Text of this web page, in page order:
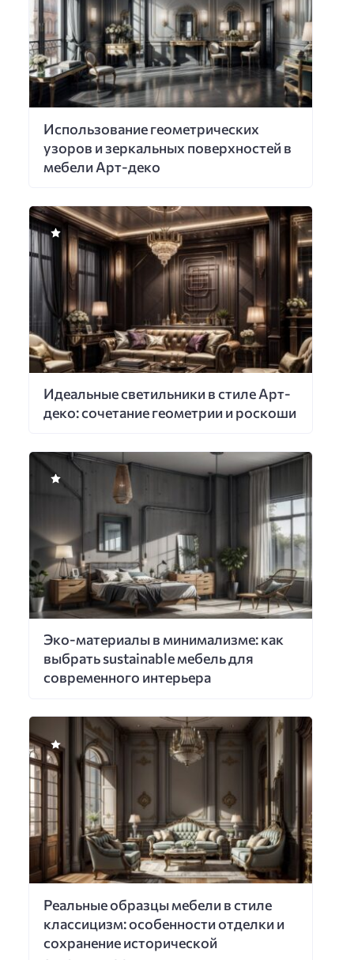
Использование геометрических
узоров и зеркальных поверхностей в
мебели Арт-деко
Идеальные светильники в стиле Арт-
деко: сочетание геометрии и роскоши
Эко-материалы в минимализме: как
выбрать sustainable мебель для
современного интерьера
Реальные образцы мебели в стиле
классицизм: особенности отделки и
сохранение исторической